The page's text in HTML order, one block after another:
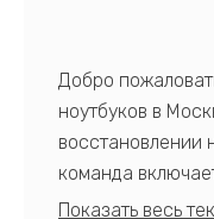
Добро
ноутбуков в
восстановлении
команда
профессионалов